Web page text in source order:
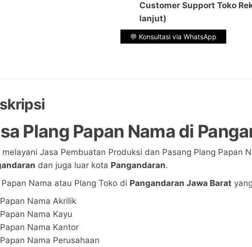
Customer Support Toko
lanjut)
💬 Konsultasi via WhatsApp
Plang Papan Nama di
melayani Jasa Pembuatan Produksi dan Pasang Plang Papan
dan juga luar kota Pangandaran.
Nama atau Plang Toko di Pangandaran Jawa Barat
Papan Nama Akrilik
Papan Nama Kayu
Papan Nama Kantor
Papan Nama Perusahaan